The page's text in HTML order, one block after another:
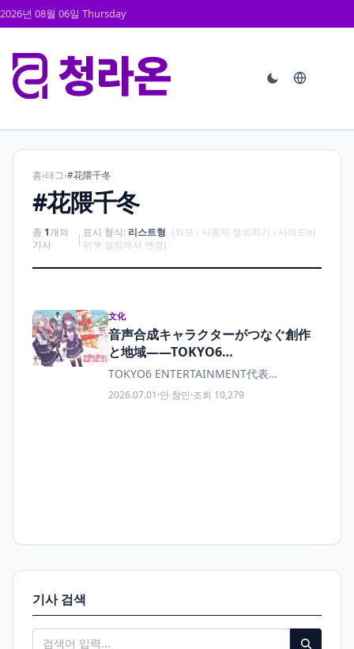
2026년 08월 06일 Thursday
홈›태그›#花隈千冬
#花隈千冬
총 1개의
기사
| 표시 형식: 리스트형 (외모 › 사용자 정의하기 › 사이드바
위젯 설정에서 변경)
文化
音声合成キャラクターがつなぐ創作
と地域――TOKYO6
ENTERTAINMENT赤迫代表に聞く、
TOKYO6 ENTERTAINMENT代表…
2026.07.01·안 창민·조회 10,279
기사 검색